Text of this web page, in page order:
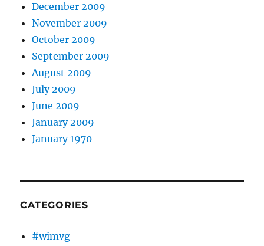
December 2009
November 2009
October 2009
September 2009
August 2009
July 2009
June 2009
January 2009
January 1970
CATEGORIES
#wimvg